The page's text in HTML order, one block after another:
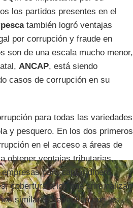
los partidos presentes en el
también logró ventajas
por corrupción y fraude en
son de una escala mucho menor,
ANCAP, está siendo
casos de corrupción en su
para todas las variedades
y pesquero. En los dos primeros
en el acceso a áreas de
obtener ventajas tributarias,
para captar dinero,
cobertura a los que criminalizan
similares se repiten con los